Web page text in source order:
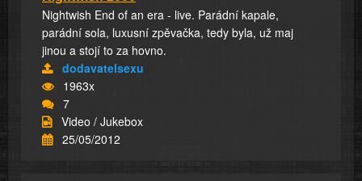
Nightwish End of an era - live. Parádní kapale,
parádní sola, luxusní zpěvačka, tedy byla, už maj
jinou a stojí to za hovno.
dodavatelsexu
1963x
7
Video / Jukebox
25/05/2012